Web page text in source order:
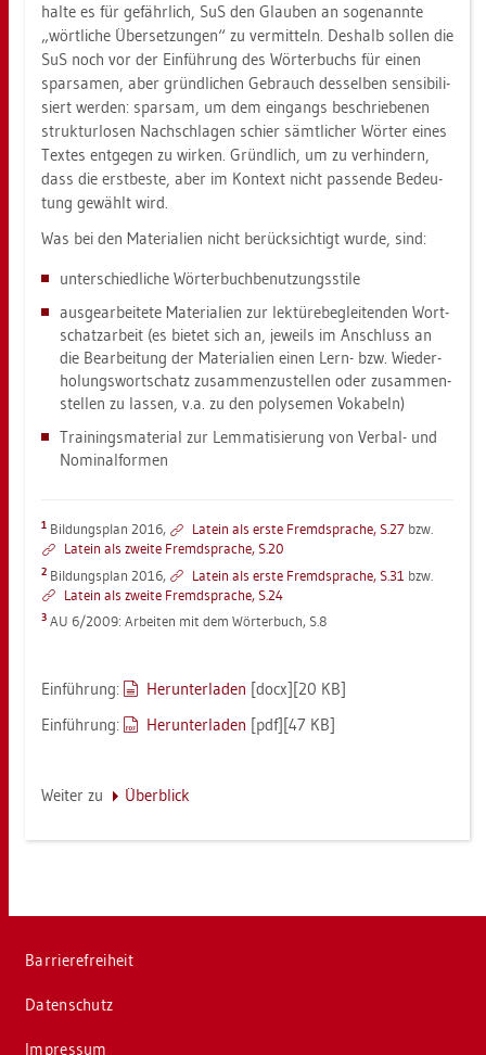
halte es für ge­fähr­lich, SuS den Glau­ben an so­ge­nann­te
„wört­li­che Über­set­zun­gen“ zu ver­mit­teln. Des­halb sol­len die
SuS noch vor der Ein­füh­rung des Wör­ter­buchs für einen
spar­sa­men, aber gründ­li­chen Ge­brauch des­sel­ben sen­si­bi­li­
siert wer­den: spar­sam, um dem ein­gangs be­schrie­be­nen
struk­tur­lo­sen Nach­schla­gen schier sämt­li­cher Wör­ter eines
Tex­tes ent­ge­gen zu wir­ken. Gründ­lich, um zu ver­hin­dern,
dass die erst­bes­te, aber im Kon­text nicht pas­sen­de Be­deu­
tung ge­wählt wird.
Was bei den Ma­te­ria­li­en nicht be­rück­sich­tigt wurde, sind:
un­ter­schied­li­che Wör­ter­buch­be­nut­zungs­sti­le
aus­ge­ar­bei­te­te Ma­te­ria­li­en zur lek­tü­re­be­glei­ten­den Wort­
schatz­ar­beit (es bie­tet sich an, je­weils im An­schluss an
die Be­ar­bei­tung der Ma­te­ria­li­en einen Lern- bzw. Wie­der­
ho­lungs­wort­schatz zu­sam­men­zu­stel­len oder zu­sam­men­
stel­len zu las­sen, v.a. zu den po­ly­se­men Vo­ka­beln)
Trai­nings­ma­te­ri­al zur Lem­ma­ti­sie­rung von Ver­bal- und
No­mi­nal­for­men
1 Bil­dungs­plan 2016, La­tein als erste Fremd­spra­che, S.27 bzw.
La­tein als zwei­te Fremd­spra­che, S.20
2 Bil­dungs­plan 2016, La­tein als erste Fremd­spra­che, S.31 bzw.
La­tein als zwei­te Fremd­spra­che, S.24
3 AU 6/2009: Ar­bei­ten mit dem Wör­ter­buch, S.8
Ein­füh­rung: Her­un­ter­la­den [docx][20 KB]
Ein­füh­rung:
Her­un­ter­la­den [pdf][47 KB]
Wei­ter zu Über­blick
Bar­rie­re­frei­heit
Da­ten­schutz
Im­pres­sum